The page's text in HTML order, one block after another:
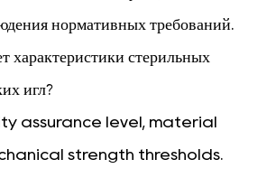
нормативных требований.
характеристики стерильных
игл?
assurance level, material
strength thresholds.